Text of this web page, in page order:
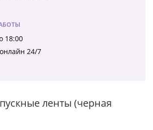
18:00
24/7
ленты (черная